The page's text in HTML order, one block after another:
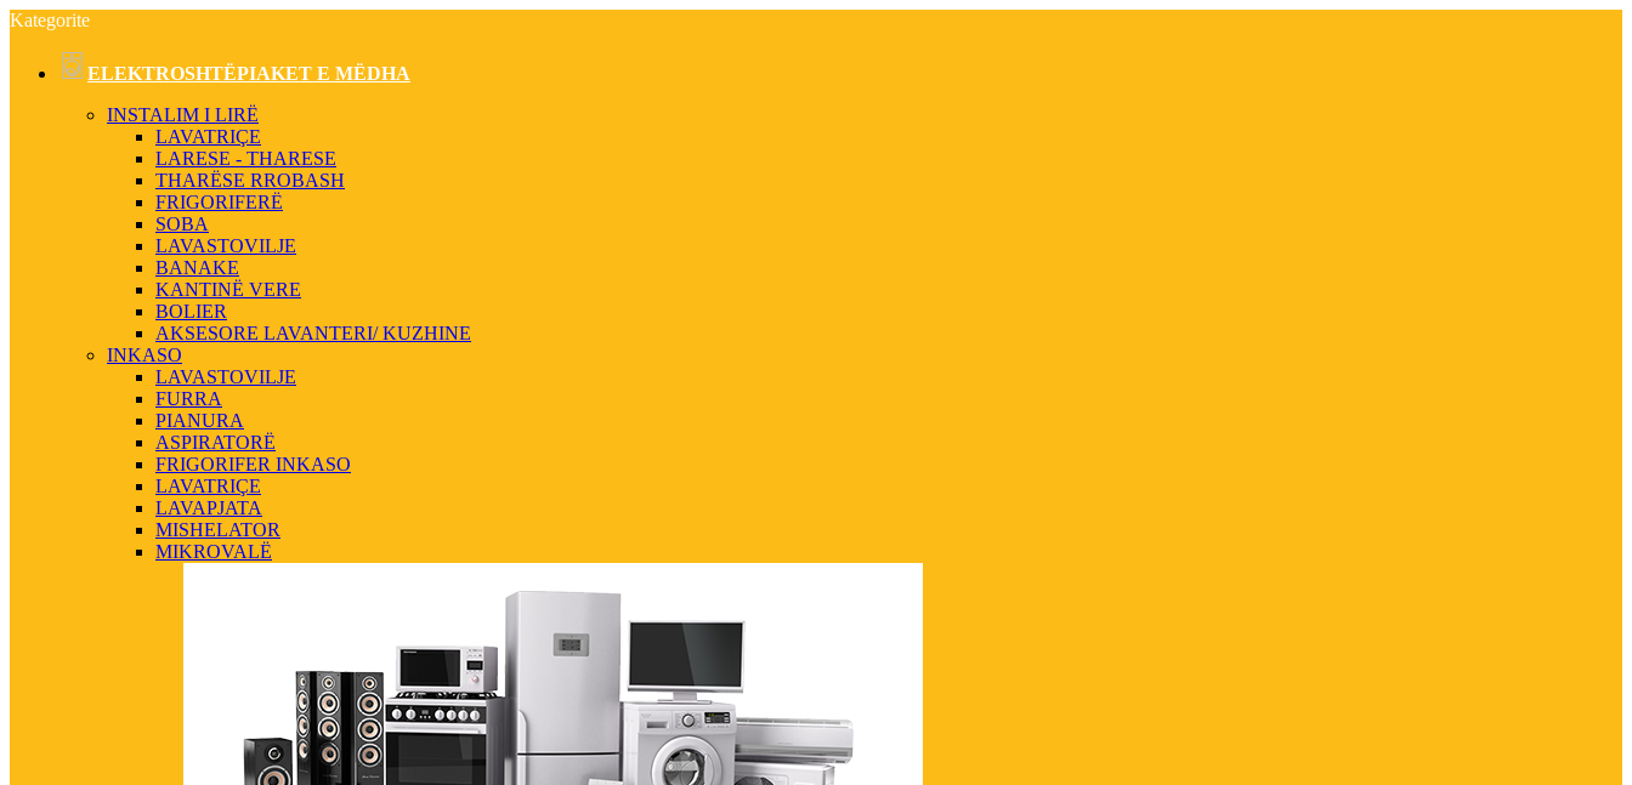
Kategorite
ELEKTROSHTËPIAKET E MËDHA
INSTALIM I LIRË
LAVATRIÇE
LARESE - THARESE
THARËSE RROBASH
FRIGORIFERË
SOBA
LAVASTOVILJE
BANAKE
KANTINË VERE
BOLIER
AKSESORE LAVANTERI/ KUZHINE
INKASO
LAVASTOVILJE
FURRA
PIANURA
ASPIRATORË
FRIGORIFER INKASO
LAVATRIÇE
LAVAPJATA
MISHELATOR
MIKROVALË